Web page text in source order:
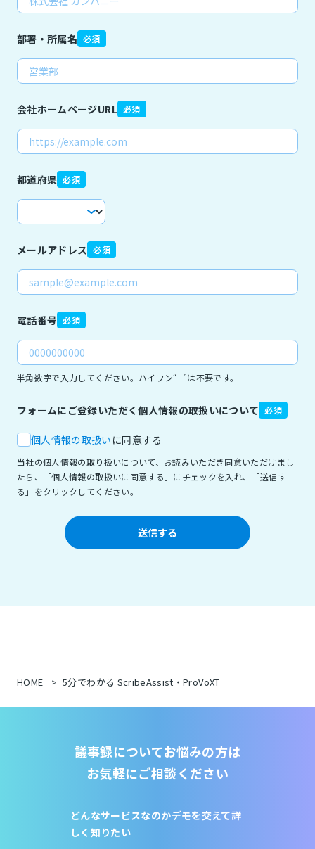
HOME 5分でわかる ScribeAssist・ProVoXT
議事録についてお悩みの方は
お気軽にご相談ください
どんなサービスなのかデモを交えて詳
しく知りたい